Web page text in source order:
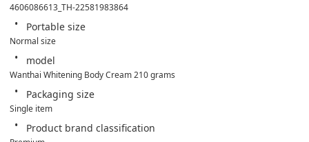
4606086613_TH-22581983864
Portable size
Normal size
model
Wanthai Whitening Body Cream 210 grams
Packaging size
Single item
Product brand classification